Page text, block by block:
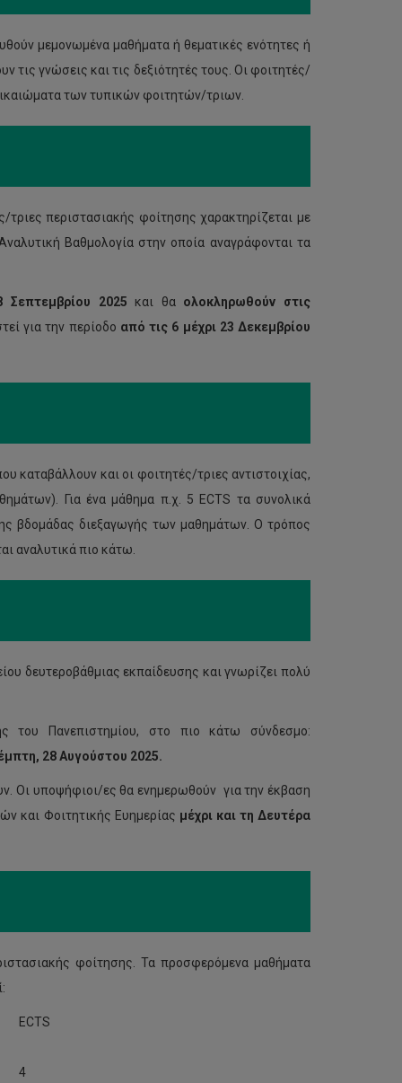
μεμονωμένα μαθήματα ή θεματικές ενότητες ή
τις γνώσεις και τις δεξιότητές τους. Οι φοιτητές/
των τυπικών φοιτητών/τριων.
περιστασιακής φοίτησης χαρακτηρίζεται με
Βαθμολογία στην οποία αναγράφονται τα
Σεπτεμβρίου 2025 και θα ολοκληρωθούν στις
για την περίοδο από τις 6 μέχρι 23 Δεκεμβρίου
καταβάλλουν και οι φοιτητές/τριες αντιστοιχίας,
Για ένα μάθημα π.χ. 5 ECTS τα συνολικά
βδομάδας διεξαγωγής των μαθημάτων. Ο τρόπος
αναλυτικά πιο κάτω.
δευτεροβάθμιας εκπαίδευσης και γνωρίζει πολύ
του Πανεπιστημίου, στο πιο κάτω σύνδεσμο:
28 Αυγούστου 2025.
Οι υποψήφιοι/ες θα ενημερωθούν για την έκβαση
και Φοιτητικής Ευημερίας μέχρι και τη Δευτέρα
φοίτησης. Τα προσφερόμενα μαθήματα
ECTS
4